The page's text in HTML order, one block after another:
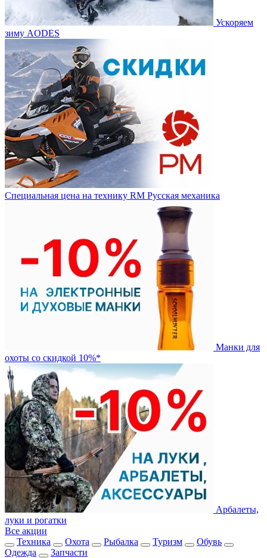
Ускоряем
зиму AODES
Специальная цена на технику RM Русская механика
Манки для
охоты со скидкой 10%*
Арбалеты,
луки и рогатки
Все акции
Техника
Охота Рыбалка Туризм
Обувь
Одежда
Запчасти